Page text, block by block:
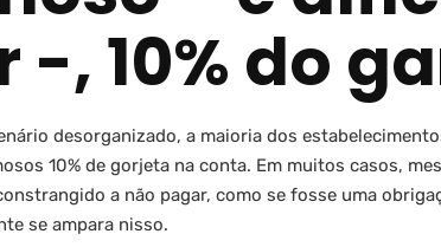
-, 10% do
desorganizado, a maioria dos
10% de gorjeta na conta. Em muitos casos,
a não pagar, como se fosse uma
se ampara nisso.